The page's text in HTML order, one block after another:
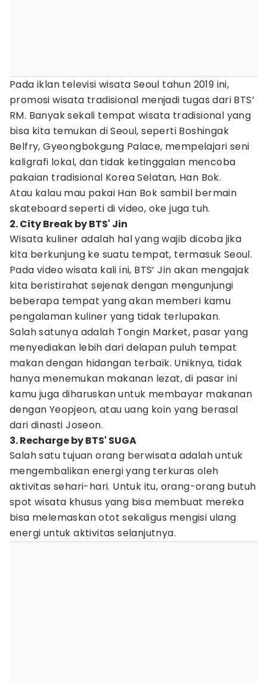
Pada iklan televisi wisata Seoul tahun 2019 ini,
promosi wisata tradisional menjadi tugas dari BTS’
RM. Banyak sekali tempat wisata tradisional yang
bisa kita temukan di Seoul, seperti Boshingak
Belfry, Gyeongbokgung Palace, mempelajari seni
kaligrafi lokal, dan tidak ketinggalan mencoba
pakaian tradisional Korea Selatan, Han Bok.
Atau kalau mau pakai Han Bok sambil bermain
skateboard seperti di video, oke juga tuh.
2. City Break by BTS' Jin
Wisata kuliner adalah hal yang wajib dicoba jika
kita berkunjung ke suatu tempat, termasuk Seoul.
Pada video wisata kali ini, BTS’ Jin akan mengajak
kita beristirahat sejenak dengan mengunjungi
beberapa tempat yang akan memberi kamu
pengalaman kuliner yang tidak terlupakan.
Salah satunya adalah Tongin Market, pasar yang
menyediakan lebih dari delapan puluh tempat
makan dengan hidangan terbaik. Uniknya, tidak
hanya menemukan makanan lezat, di pasar ini
kamu juga diharuskan untuk membayar makanan
dengan Yeopjeon, atau uang koin yang berasal
dari dinasti Joseon.
3. Recharge by BTS' SUGA
Salah satu tujuan orang berwisata adalah untuk
mengembalikan energi yang terkuras oleh
aktivitas sehari-hari. Untuk itu, orang-orang butuh
spot wisata khusus yang bisa membuat mereka
bisa melemaskan otot sekaligus mengisi ulang
energi untuk aktivitas selanjutnya.